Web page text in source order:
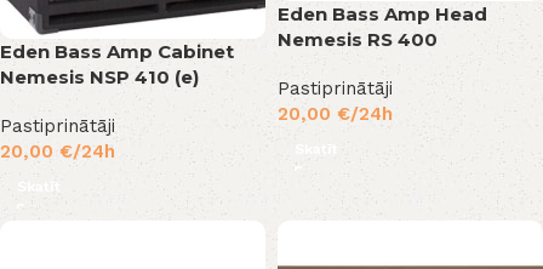
Eden Bass Amp Cabinet
Nemesis NSP 410 (e)
Pastiprinātāji
20,00 €/24h
Skatīt
Eden Bass Amp Head
Nemesis RS 400
Pastiprinātāji
20,00 €/24h
Skatīt